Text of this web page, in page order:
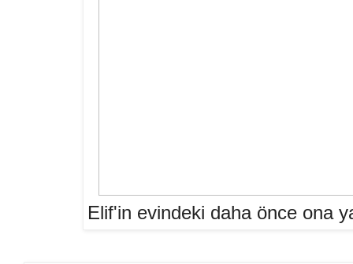
Elif'in evindeki daha önce ona